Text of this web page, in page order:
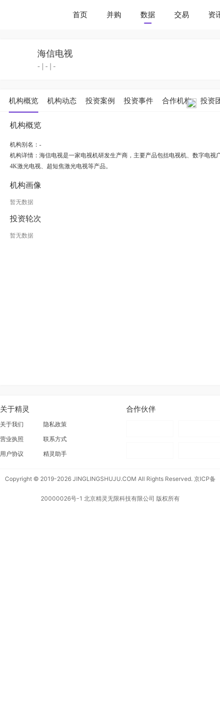
首页 并购 数据 交易 资
海信电视
- - -
机构概览 机构动态 投资案例 投资事件 合作机构 投资
机构概览
机构别名：-
机构详情： 海信电视是一家电视机研发生产商，主要产品包括电视机、数字电
4K激光电视、超短焦激光电视等产品。
机构画像
暂无数据
投资轮次
暂无数据
关于精灵
关于我们
营业执照
用户协议
隐私政策
联系方式
精灵助手
合作伙伴
Copyright © 2019-2026 JINGLINGSHUJU.COM All Rights Reserved.京ICP备
20000026号-1 北京精灵无限科技有限公司 版权所有